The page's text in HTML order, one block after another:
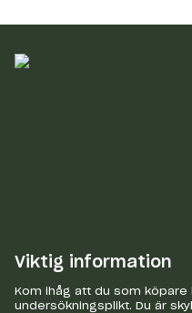
Viktig information
Kom ihåg att du som köpare
undersökningsplikt. Du är